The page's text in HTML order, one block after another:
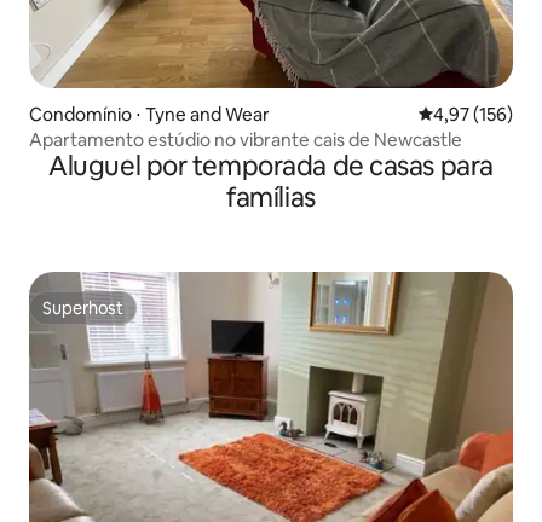
Condomínio ⋅ Tyne and Wear 4,97 de uma
4,97 (156)
Apartamento estúdio no vibrante cais de Newcastle
Aluguel por temporada de casas para
famílias
Superhost
Superhost